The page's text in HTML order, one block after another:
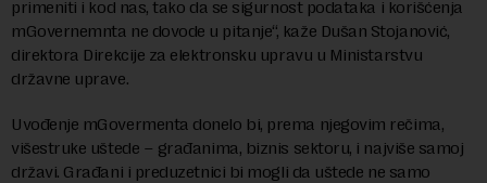
primeniti i kod nas, tako da se sigurnost podataka i korišćenja
mGovernemnta ne dovode u pitanje“, kaže Dušan Stojanović,
direktora Direkcije za elektronsku upravu u Ministarstvu
državne uprave.
Uvođenje mGovermenta donelo bi, prema njegovim rečima,
višestruke uštede – građanima, biznis sektoru, i najviše samoj
državi. Građani i preduzetnici bi mogli da uštede ne samo